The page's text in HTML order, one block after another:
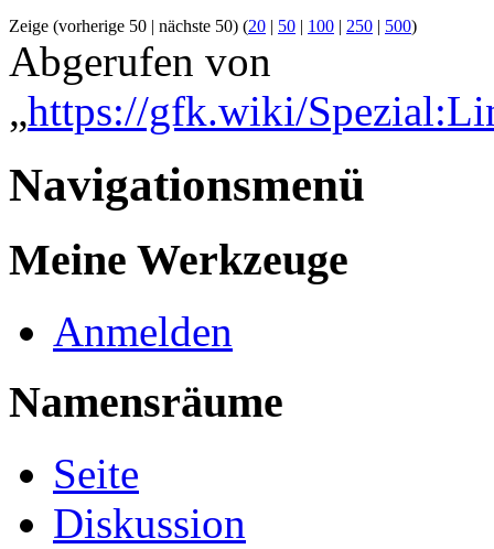
Zeige (vorherige 50 | nächste 50) (20 | 50 | 100 | 250 | 500)
Abgerufen von
„https://gfk.wiki/
Navigationsmenü
Meine Werkzeuge
Anmelden
Namensräume
Seite
Diskussion